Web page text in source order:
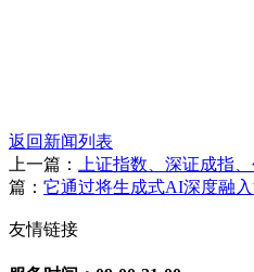
返回新闻列表
上一篇： 上证指数、深证成指
篇： 它通过将生成式AI深度融
友情链接